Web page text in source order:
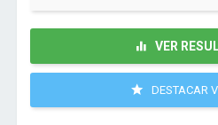
VER
DESTACAR